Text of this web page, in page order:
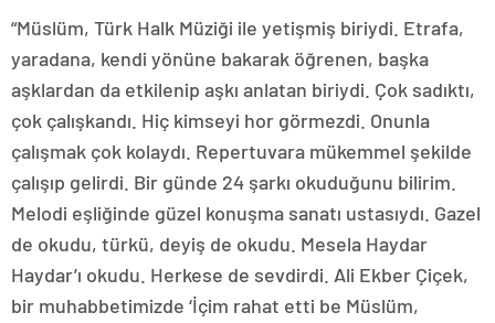
“Müslüm, Türk Halk Müziği ile yetişmiş biriydi. Etrafa,
yaradana, kendi yönüne bakarak öğrenen, başka
aşklardan da etkilenip aşkı anlatan biriydi. Çok sadıktı,
çok çalışkandı. Hiç kimseyi hor görmezdi. Onunla
çalışmak çok kolaydı. Repertuvara mükemmel şekilde
çalışıp gelirdi. Bir günde 24 şarkı okuduğunu bilirim.
Melodi eşliğinde güzel konuşma sanatı ustasıydı. Gazel
de okudu, türkü, deyiş de okudu. Mesela Haydar
Haydar’ı okudu. Herkese de sevdirdi. Ali Ekber Çiçek,
bir muhabbetimizde ‘İçim rahat etti be Müslüm,